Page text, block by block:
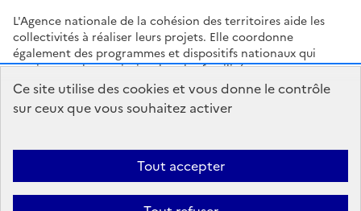
Ce site utilise des cookies et vous donne le contrôle
sur ceux que vous souhaitez activer
Tout accepter
L'Agence nationale de la cohésion des territoires aide les
collectivités à réaliser leurs projets. Elle coordonne
également des programmes et dispositifs nationaux qui
soutiennent les territoires les plus fragilisés.
Nous contacterEspace PresseLogo ANCTOffres d'emploi
data.gouv.fr
Accessibilité : Partiellement conforme Mentions légales Politique